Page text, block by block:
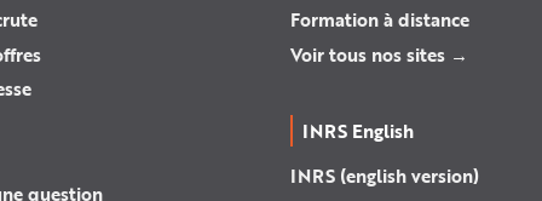
question
Formation à distance
Voir tous nos sites →
INRS English
INRS (english version)